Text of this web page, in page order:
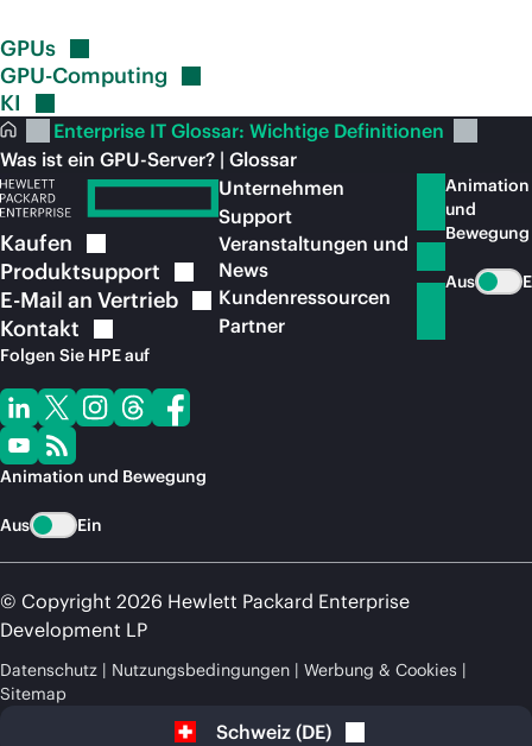
GPUs
GPU-Computing
KI
Enterprise IT Glossar: Wichtige Definitionen
Was ist ein GPU-Server? | Glossar
Kaufen
Produktsupport
E-Mail an Vertrieb
Kontakt
Folgen Sie HPE auf
Animation und Bewegung
Aus Ein
Unternehmen
Support
Veranstaltungen und
News
Kundenressourcen
Partner
Animation
und
Bewegung
Aus
© Copyright 2026 Hewlett Packard Enterprise
Development LP
Datenschutz Nutzungsbedingungen
Werbung & Cookies
Sitemap
Schweiz (DE)